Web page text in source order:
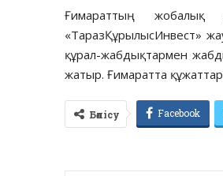
Ғимараттың
«ТаразҚұрылысИнвест»
құрал-жабдықтармен
жатыр. Ғимаратта
Бөлісу Facebook